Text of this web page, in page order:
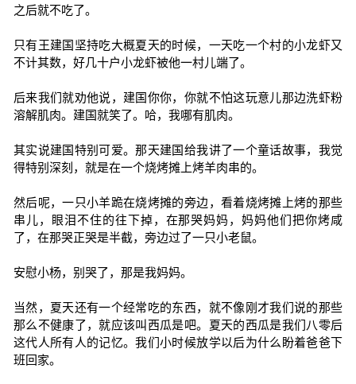
之后就不吃了。
只有王建国坚持吃大概夏天的时候，一天吃一个村的小龙虾又
不计其数，好几十户小龙虾被他一村儿端了。
后来我们就劝他说，建国你你，你就不怕这玩意儿那边洗虾粉
溶解肌肉。建国就笑了。哈，我哪有肌肉。
其实说建国特别可爱。那天建国给我讲了一个童话故事，我觉
得特别深刻，就是在一个烧烤摊上烤羊肉串的。
然后呢，一只小羊跪在烧烤摊的旁边，看着烧烤摊上烤的那些
串儿，眼泪不住的往下掉，在那哭妈妈，妈妈他们把你烤咸
了，在那哭正哭是半截，旁边过了一只小老鼠。
安慰小杨，别哭了，那是我妈妈。
当然，夏天还有一个经常吃的东西，就不像刚才我们说的那些
那么不健康了，就应该叫西瓜是吧。夏天的西瓜是我们八零后
这代人所有人的记忆。我们小时候放学以后为什么盼着爸爸下
班回家。